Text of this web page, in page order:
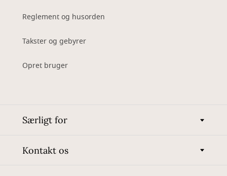
Reglement og husorden
Takster og gebyrer
Opret bruger
Særligt for
Kontakt os